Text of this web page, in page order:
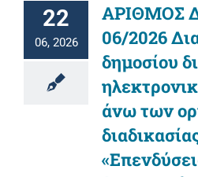
22
06, 2026
ΑΡΙΘΜΟΣ
06/2026
δημοσίου
άνω των